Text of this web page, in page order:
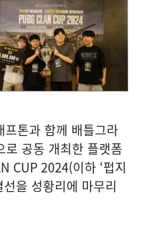
톤과 함께 배틀그라
공동 개최한 플랫폼
CUP 2024(이하 ‘펍지
을 성황리에 마무리